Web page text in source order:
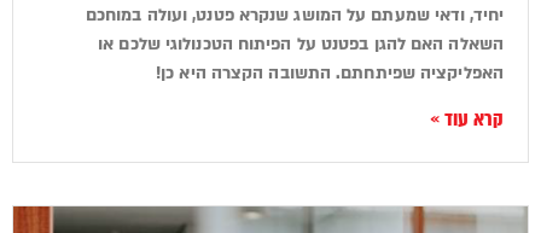
יחיד, ודאי שמעתם על המושג שנקרא פטנט, ועולה במוחכם
השאלה האם להגן בפטנט על הפיתוח הטכנולוגי שלכם או
האפליקציה שפיתחתם. התשובה הקצרה היא כן!
קרא עוד »